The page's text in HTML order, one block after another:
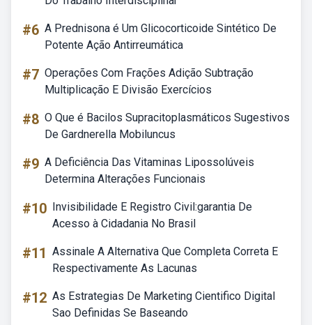
#6 A Prednisona é Um Glicocorticoide Sintético De
Potente Ação Antirreumática
#7 Operações Com Frações Adição Subtração
Multiplicação E Divisão Exercícios
#8 O Que é Bacilos Supracitoplasmáticos Sugestivos
De Gardnerella Mobiluncus
#9 A Deficiência Das Vitaminas Lipossolúveis
Determina Alterações Funcionais
#10 Invisibilidade E Registro Civil:garantia De
Acesso à Cidadania No Brasil
#11 Assinale A Alternativa Que Completa Correta E
Respectivamente As Lacunas
#12 As Estrategias De Marketing Cientifico Digital
Sao Definidas Se Baseando